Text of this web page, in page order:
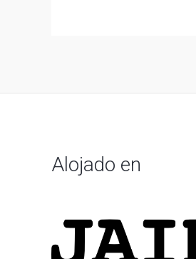
Alojado en